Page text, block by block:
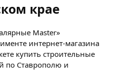
крае
Master»
интернет-магазина
купить строительные
по Ставрополю и